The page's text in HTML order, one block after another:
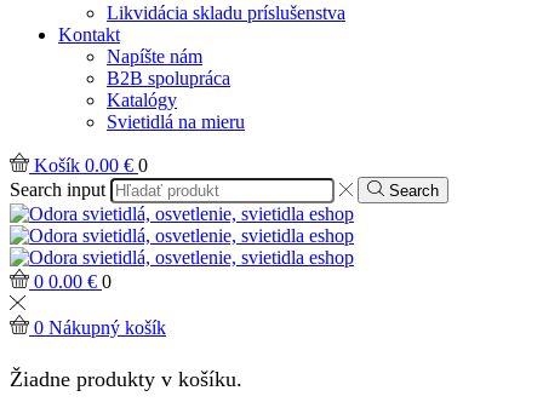
Likvidácia skladu príslušenstva
Kontakt
Napíšte nám
B2B spolupráca
Katalógy
Svietidlá na mieru
Košík 0.00 € 0
Search input
Search
0 0.00 € 0
0 Nákupný košík
Žiadne produkty v košíku.